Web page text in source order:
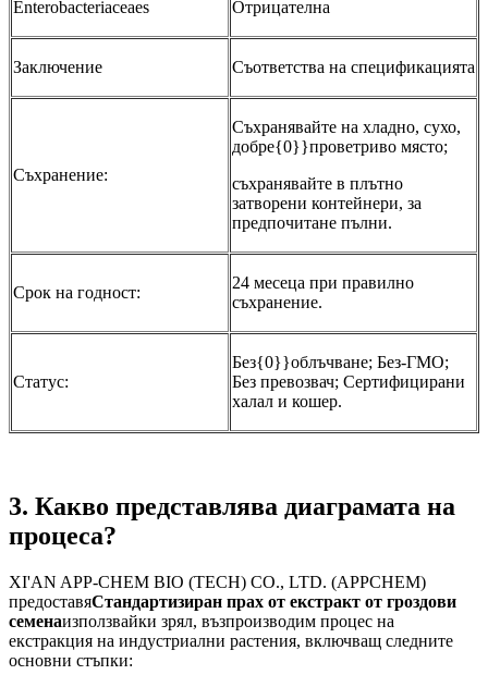
Enterobacteriaceaes Отрицателна
Заключение Съответства на спецификацията
Съхранение:
Съхранявайте на хладно, сухо,
добре{0}}проветриво място;
съхранявайте в плътно
затворени контейнери, за
предпочитане пълни.
Срок на годност:
24 месеца при правилно
съхранение.
Статус:
Без{0}}облъчване; Без-ГМО;
Без превозвач; Сертифицирани
халал и кошер.
3. Какво представлява диаграмата на
процеса?
XI'AN APP-CHEM BIO (TECH) CO., LTD. (APPCHEM)
предоставяСтандартизиран прах от екстракт от гроздови
семенаизползвайки зрял, възпроизводим процес на
екстракция на индустриални растения, включващ следните
основни стъпки: